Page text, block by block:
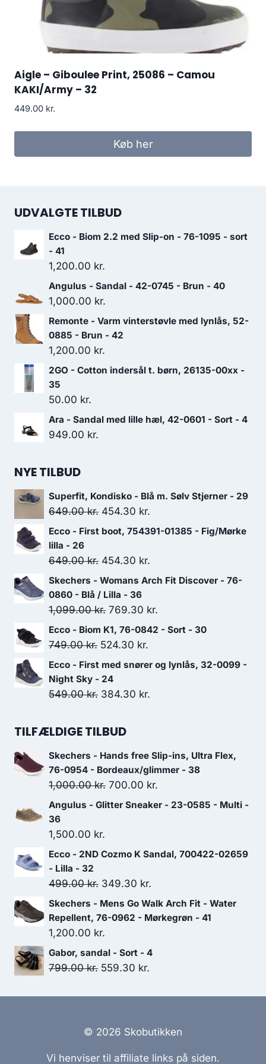
Aigle – Giboulee Print, 25086 – Camou
KAKI/Army – 32
449.00 kr.
Køb her
UDVALGTE TILBUD
Ecco - Biom 2.2 med Slip-on - 76-1095 - sort
- 41
1,200.00 kr.
Angulus - Sandal - 42-0745 - Brun - 40
1,000.00 kr.
Remonte - Varm vinterstøvle med lynlås, 52-
0885 - Brun - 42
1,200.00 kr.
2GO - Cotton indersål t. børn, 26135-00xx -
35
50.00 kr.
Ara - Sandal med lille hæl, 42-0601 - Sort - 4
949.00 kr.
NYE TILBUD
Superfit, Kondisko - Blå m. Sølv Stjerner - 29
649.00kr. Den
oprindelige
var:
649.00 kr..
454.30 kr.
aktuelle
454.30 kr..
Ecco - First boot, 754391-01385 - Fig/Mørke
lilla - 26
649.00kr. Den
oprindelige
pris
var:
649.00 kr..
454.30 kr.
aktuelle
er:
454.30 kr..
Skechers - Womans Arch Fit Discover - 76-
0860 - Blå / Lilla - 36
1,099.00kr. Den
oprindelige
pris
1,099.00 kr..
769.30 kr.
aktuelle
769.30 kr..
Ecco - Biom K1, 76-0842 - Sort - 30
749.00kr. Den
oprindelige
pris
var:
524.30 kr.
aktuelle
Ecco - First med snører og lynlås, 32-0099 -
Night Sky - 24
549.00kr. Den
pris
549.00 kr..
384.30 kr.
384.30 kr..
TILFÆLDIGE TILBUD
Skechers - Hands free Slip-ins, Ultra Flex,
76-0954 - Bordeaux/glimmer - 38
1,000.00kr. Den
oprindelige
1,000.00 kr..
700.00 kr.
aktuelle
700.00 kr..
Angulus - Glitter Sneaker - 23-0585 - Multi -
36
1,500.00 kr.
Ecco - 2ND Cozmo K Sandal, 700422-02659
- Lilla - 32
499.00kr. Den
oprindelige
pris
var:
499.00 kr..
349.30 kr.
aktuelle
pris
349.30 kr..
Skechers - Mens Go Walk Arch Fit - Water
Repellent, 76-0962 - Mørkegrøn - 41
1,200.00 kr.
Gabor, sandal - Sort - 4
799.00kr. Den
pris
799.00 kr..
559.30 kr.
pris
559.30 kr..
© 2026 Skobutikken
Vi henviser til affiliate links på siden.